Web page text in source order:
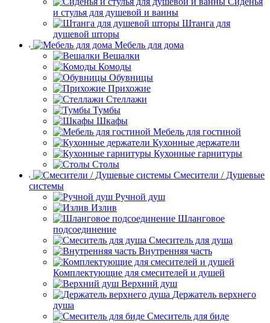
и стулья для душевой и ванны
Штанга для
душевой шторы
Мебель для дома
Вешалки
Комоды
Обувницы
Прихожие
Стеллажи
Тумбы
Шкафы
Мебель для гостиной
Кухонные держатели
Кухонные гарнитуры
Столы
Смесители / Душевые
системы
Ручной душ
Излив
Шланговое
подсоединение
Смеситель для душа
Внутренняя часть
Комплектующие для смесителей и душей
Верхний душ
Держатель верхнего
душа
Смеситель для биде